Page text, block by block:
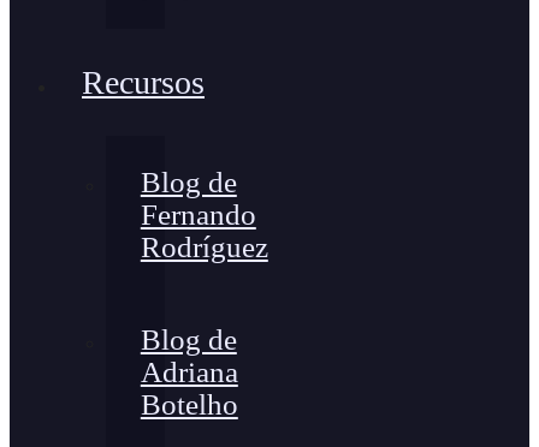
Recursos
Blog de
Fernando
Rodríguez
Blog de
Adriana
Botelho